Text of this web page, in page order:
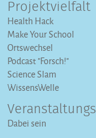
Projektvielfalt
Health Hack
Make Your School
Ortswechsel
Podcast "Forsch!"
Science Slam
WissensWelle
Dabei sein